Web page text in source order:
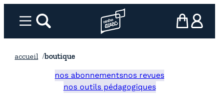
Menurechercher Page d’accueil l’association
mon panier
ma
accueil boutique
nos abonnementsnos revues
nos outils pédagogiques